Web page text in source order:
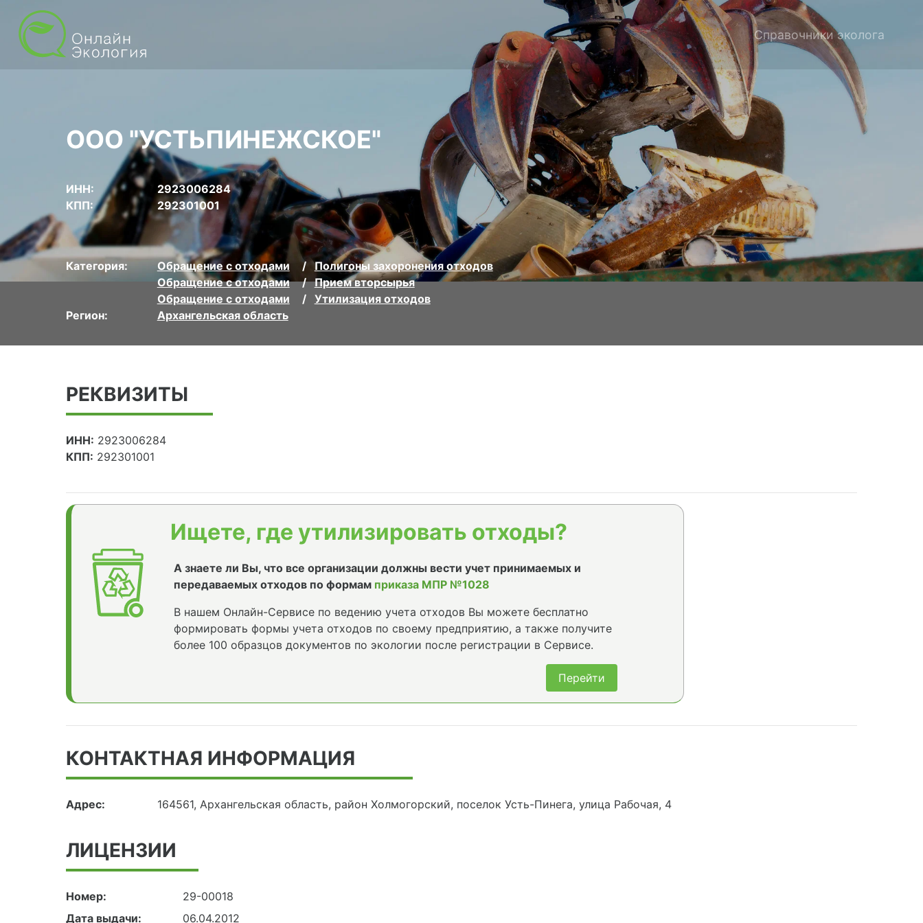
Справочники эколога
ООО "УСТЬПИНЕЖСКОЕ"
ИНН:
2923006284
КПП:
292301001
Категория: Обращение с отходами
Полигоны захоронения отходов
Обращение с отходами
Прием вторсырья
Обращение с отходами
Утилизация отходов
Регион:
Архангельская область
РЕКВИЗИТЫ
ИНН: 2923006284
КПП: 292301001
Ищете, где утилизировать отходы?
А знаете ли Вы, что все организации должны вести учет принимаемых и
передаваемых отходов по формам приказа МПР №1028
В нашем Онлайн-Сервисе по ведению учета отходов Вы можете бесплатно
формировать формы учета отходов по своему предприятию, а также получите
более 100 образцов документов по экологии после регистрации в Сервисе.
Перейти
КОНТАКТНАЯ ИНФОРМАЦИЯ
Адрес: 164561, Архангельская область, район Холмогорский, поселок Усть-Пинега, улица Рабочая, 4
ЛИЦЕНЗИИ
Номер:
29-00018
Дата выдачи:
06.04.2012